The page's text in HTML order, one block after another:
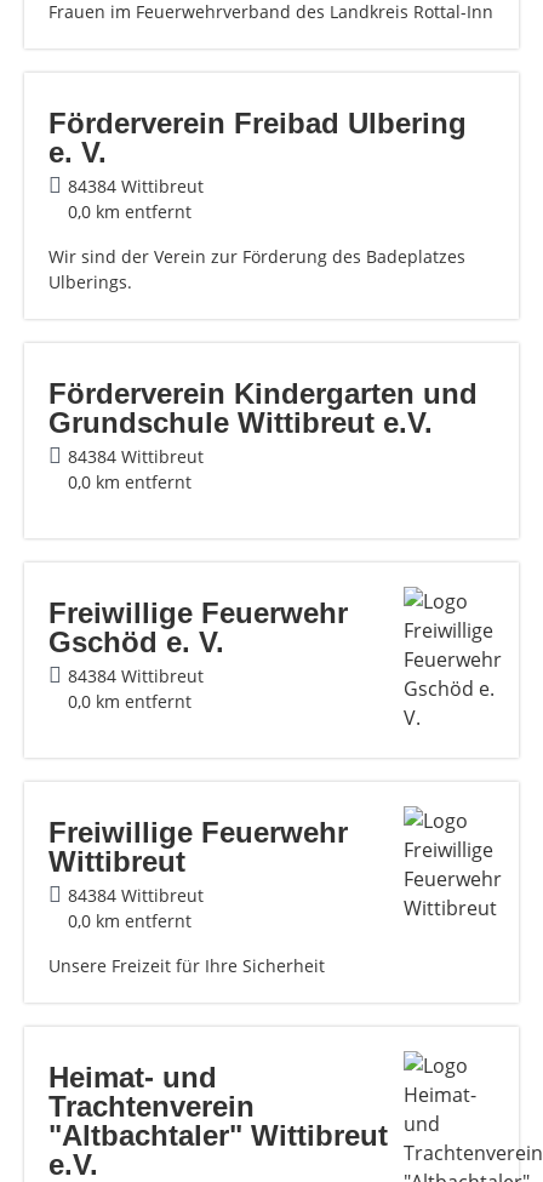
Frauen im Feuerwehrverband des Landkreis Rottal-Inn
Förderverein Freibad Ulbering
e. V.
84384 Wittibreut
0,0 km entfernt
Wir sind der Verein zur Förderung des Badeplatzes
Ulberings.
Förderverein Kindergarten und
Grundschule Wittibreut e.V.
84384 Wittibreut
0,0 km entfernt
Freiwillige Feuerwehr
Gschöd e. V.
84384 Wittibreut
0,0 km entfernt
Freiwillige Feuerwehr
Wittibreut
84384 Wittibreut
0,0 km entfernt
Unsere Freizeit für Ihre Sicherheit
Heimat- und
Trachtenverein
"Altbachtaler" Wittibreut
e.V.